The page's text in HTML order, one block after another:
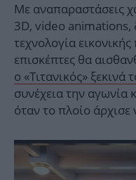
Με αναπαραστάσεις
3D, video animations,
τεχνολογία
επισκέπτες θα
ο «Τιτανικός» ξεκινά
συνέχεια την αγωνία
όταν το πλοίο άρχισε